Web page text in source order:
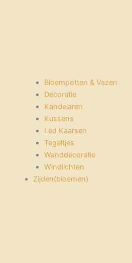
Bloempotten & Vazen
Decoratie
Kandelaren
Kussens
Led Kaarsen
Tegeltjes
Wanddecoratie
Windlichten
Zijden(bloemen)